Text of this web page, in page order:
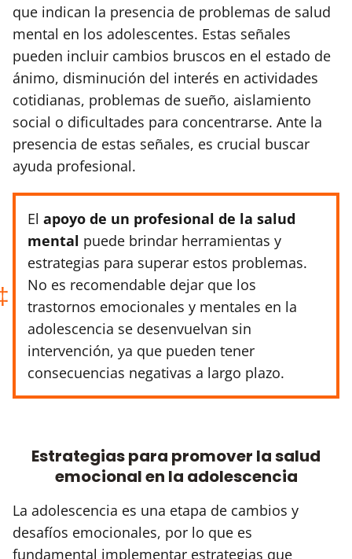
que indican la presencia de problemas de salud
mental en los adolescentes. Estas señales
pueden incluir cambios bruscos en el estado de
ánimo, disminución del interés en actividades
cotidianas, problemas de sueño, aislamiento
social o dificultades para concentrarse. Ante la
presencia de estas señales, es crucial buscar
ayuda profesional.
El apoyo de un profesional de la salud
mental puede brindar herramientas y
estrategias para superar estos problemas.
No es recomendable dejar que los
trastornos emocionales y mentales en la
adolescencia se desenvuelvan sin
intervención, ya que pueden tener
consecuencias negativas a largo plazo.
Estrategias para promover la salud
emocional en la adolescencia
La adolescencia es una etapa de cambios y
desafíos emocionales, por lo que es
fundamental implementar estrategias que